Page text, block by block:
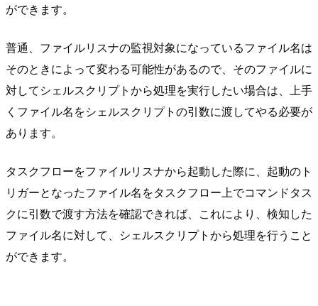
ができます。
普通、ファイルリスナの監視対象になっているファイル名は
そのときによって変わる可能性があるので、そのファイルに
対してシェルスクリプトから処理を実行したい場合は、上手
くファイル名をシェルスクリプトの引数に渡してやる必要が
あります。
タスクフローをファイルリスナから起動した際に、起動のト
リガーとなったファイル名をタスクフロー上でコマンドタス
クに引数で渡す方法を確認できれば、これにより、検知した
ファイル名に対して、シェルスクリプトから処理を行うこと
ができます。